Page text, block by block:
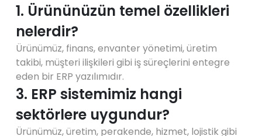
1. Ürününüzün temel özellikleri
nelerdir?
Ürünümüz, finans, envanter yönetimi, üretim
takibi, müşteri ilişkileri gibi iş süreçlerini entegre
eden bir ERP yazılımıdır.
3. ERP sistemimiz hangi
sektörlere uygundur?
Ürünümüz, üretim, perakende, hizmet, lojistik gibi